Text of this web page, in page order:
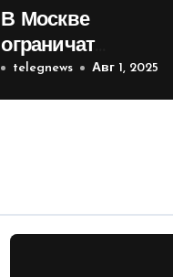
В Москве
ограничат
движение на
Садовом кольце
telegnews Авг 1, 2025